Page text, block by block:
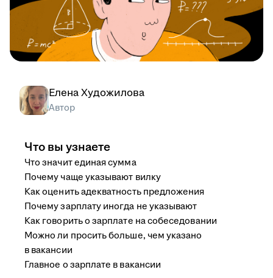
Елена Художилова
Автор
Что вы узнаете
Что значит единая сумма
Почему чаще указывают вилку
Как оценить адекватность предложения
Почему зарплату иногда не указывают
Как говорить о зарплате на собеседовании
Можно ли просить больше, чем указано
в вакансии
Главное о зарплате в вакансии